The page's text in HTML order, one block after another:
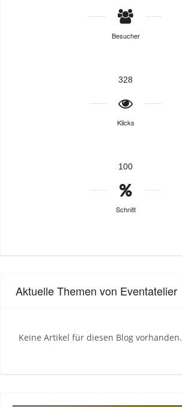
Besucher
328
Klicks
100
Schnitt
Aktuelle Themen von Eventatelier
Keine Artikel für diesen Blog vorhanden.